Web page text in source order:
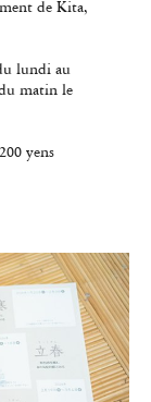
de Kita,
lundi au
matin le
yens